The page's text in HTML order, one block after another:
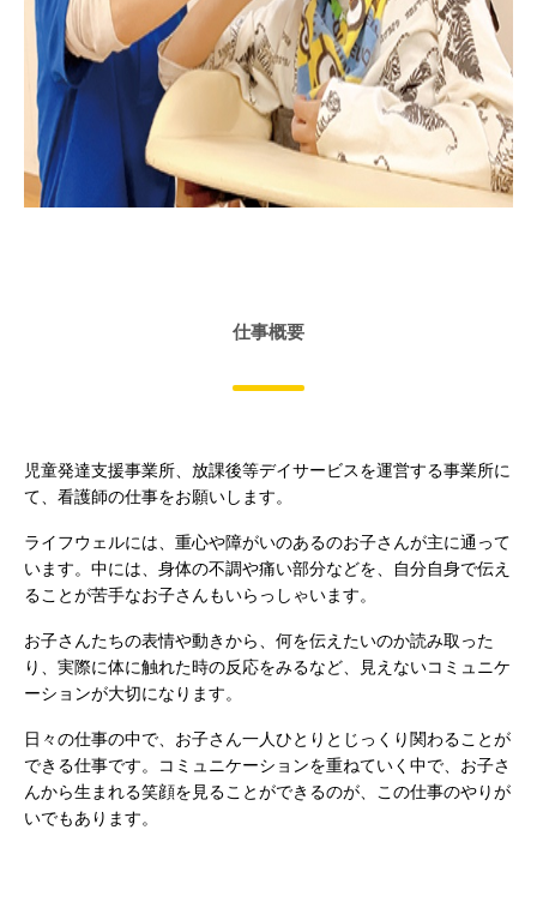
仕事概要
児童発達支援事業所、放課後等デイサービスを運営する事業所に
て、看護師の仕事をお願いします。
ライフウェルには、重心や障がいのあるのお子さんが主に通って
います。中には、身体の不調や痛い部分などを、自分自身で伝え
ることが苦手なお子さんもいらっしゃいます。
お子さんたちの表情や動きから、何を伝えたいのか読み取った
り、実際に体に触れた時の反応をみるなど、見えないコミュニケ
ーションが大切になります。
日々の仕事の中で、お子さん一人ひとりとじっくり関わることが
できる仕事です。コミュニケーションを重ねていく中で、お子さ
んから生まれる笑顔を見ることができるのが、この仕事のやりが
いでもあります。